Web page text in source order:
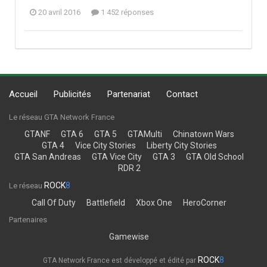
20 avril 2016 1 452 réponses
Accueil Publicités Partenariat Contact
Le réseau GTA Network France
GTANF GTA 6 GTA 5 GTAMulti
Chinatown Wars
GTA 4
Vice City Stories
Liberty City Stories
GTA San Andreas
GTA Vice City GTA 3
GTA Old School
RDR 2
Le réseau ROCK8
Call Of Duty
Battlefield Xbox One HeroCorner
Partenaires
Gamewise
GTA Network France est développé et édité par ROCK8